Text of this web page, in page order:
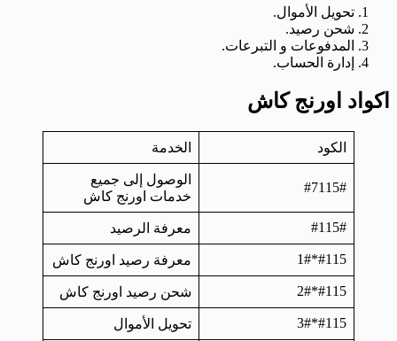
تحويل الأموال.
شحن رصيد.
المدفوعات و التبرعات.
إدارة الحساب.
اكواد اورنج كاش
الكود الخدمة
#7115#
الوصول إلى جميع
خدمات اورنج كاش
#115# معرفة الرصيد
#115*1# معرفة رصيد اورنج كاش
#115*2# شحن رصيد اورنج كاش
#115*3# تحويل الأموال